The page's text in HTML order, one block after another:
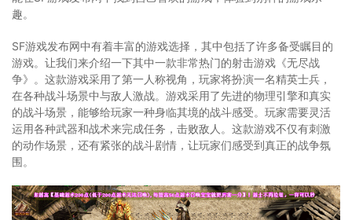
趣。
SF游戏发布网中有着丰富的游戏选择，其中包括了许多备受瞩目的
游戏。让我们来介绍一下其中一款非常热门的射击游戏《无尽战
争》。这款游戏采用了第一人称视角，玩家将扮演一名精英士兵，
在各种战斗场景中与敌人激战。游戏采用了先进的物理引擎和真实
的战斗场景，能够给玩家一种身临其境的战斗感受。玩家需要灵活
运用各种武器和战术来完成任务，击败敌人。这款游戏不仅有刺激
的动作场景，还有紧张的战斗剧情，让玩家们感受到真正的战争氛
围。